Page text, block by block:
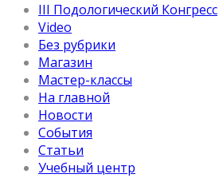
III Подологический Конгресс
Video
Без рубрики
Магазин
Мастер-классы
На главной
Новости
События
Статьи
Учебный центр